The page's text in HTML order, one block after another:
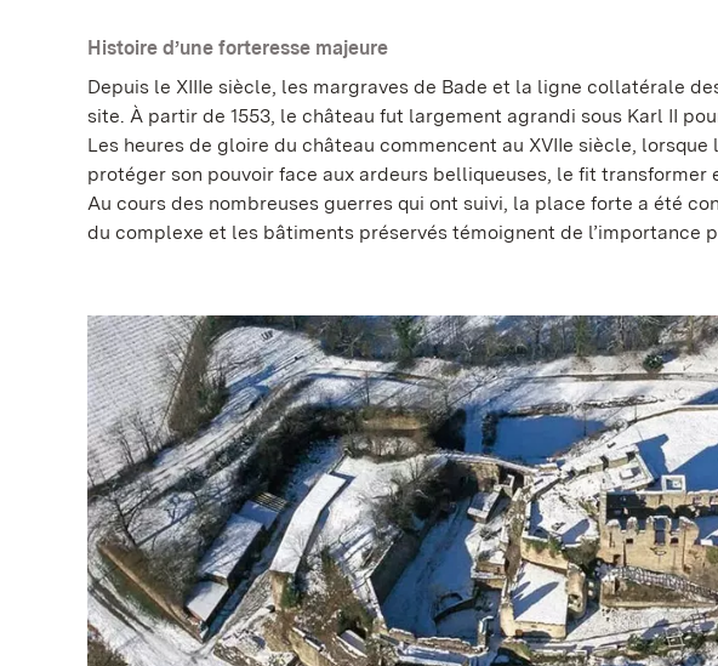
Histoire d’une forteresse majeure
Depuis le XIIIe siècle, les margraves de Bade et la ligne collatérale
site. À partir de 1553, le château fut largement agrandi sous Karl II
Les heures de gloire du château commencent au XVIIe siècle,
protéger son pouvoir face aux ardeurs belliqueuses, le fit transformer
Au cours des nombreuses guerres qui ont suivi, la place forte a été
du complexe et les bâtiments préservés témoignent de l’importance